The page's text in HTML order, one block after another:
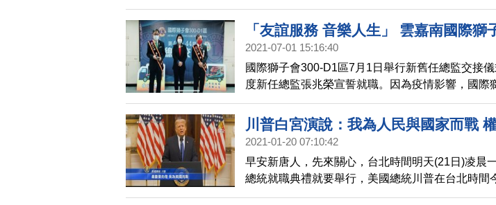
由縣長王惠美主持及警政署副署長李永癸監交。
「友誼服務 音樂人生」 雲嘉南國際獅
交接
2021-07-01 15:16:40
國際獅子會300-D1區7月1日舉行新舊任總監交接
度新任總監張兆榮宣誓就職。因為疫情影響，國際
總監宣誓，仍沿續去年，只能視訊進行，五、六月
幹部講習等活動紛紛取消或延後。
川普白宮演說：我為人民與國家而戰
始
2021-01-20 07:10:42
早安新唐人，先來關心，台北時間明天(21日)凌晨
總統就職典禮就要舉行，美國總統川普在台北時間
點，在白宮發表了將近20分鐘的全國演說，細數自